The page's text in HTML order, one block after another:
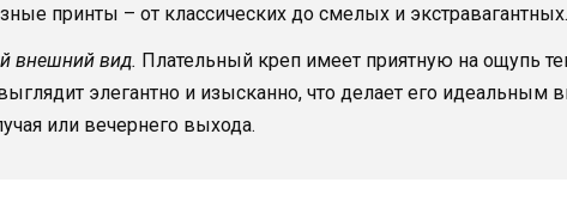
принты – от классических до смелых и экстравагантных.
внешний вид. Плательный креп имеет приятную на ощупь
элегантно и изысканно, что делает его идеальным
или вечернего выхода.